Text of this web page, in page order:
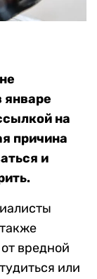
январе
на
причина
и
вредной
или